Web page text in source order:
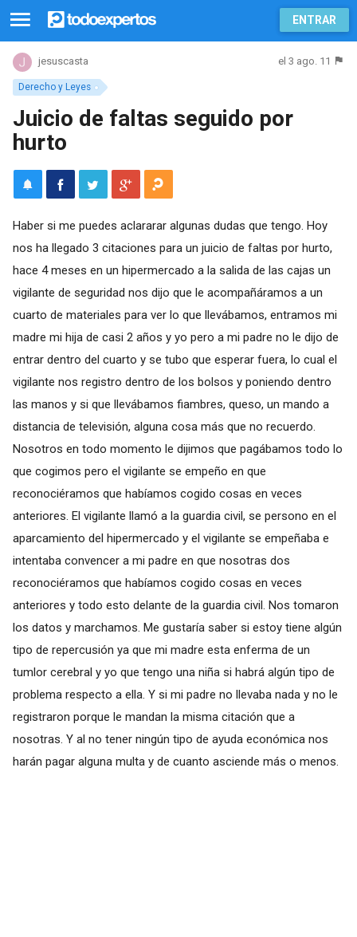
ENTRAR
Derecho y Leyes
jesuscasta el 3 ago. 11
Juicio de faltas seguido por
hurto
Haber si me puedes aclararar algunas dudas que tengo. Hoy
nos ha llegado 3 citaciones para un juicio de faltas por hurto,
hace 4 meses en un hipermercado a la salida de las cajas un
vigilante de seguridad nos dijo que le acompañáramos a un
cuarto de materiales para ver lo que llevábamos, entramos mi
madre mi hija de casi 2 años y yo pero a mi padre no le dijo de
entrar dentro del cuarto y se tubo que esperar fuera, lo cual el
vigilante nos registro dentro de los bolsos y poniendo dentro
las manos y si que llevábamos fiambres, queso, un mando a
distancia de televisión, alguna cosa más que no recuerdo.
Nosotros en todo momento le dijimos que pagábamos todo lo
que cogimos pero el vigilante se empeño en que
reconociéramos que habíamos cogido cosas en veces
anteriores. El vigilante llamó a la guardia civil, se persono en el
aparcamiento del hipermercado y el vigilante se empeñaba e
intentaba convencer a mi padre en que nosotras dos
reconociéramos que habíamos cogido cosas en veces
anteriores y todo esto delante de la guardia civil. Nos tomaron
los datos y marchamos. Me gustaría saber si estoy tiene algún
tipo de repercusión ya que mi madre esta enferma de un
tumlor cerebral y yo que tengo una niña si habrá algún tipo de
problema respecto a ella. Y si mi padre no llevaba nada y no le
registraron porque le mandan la misma citación que a
nosotras. Y al no tener ningún tipo de ayuda económica nos
harán pagar alguna multa y de cuanto asciende más o menos.